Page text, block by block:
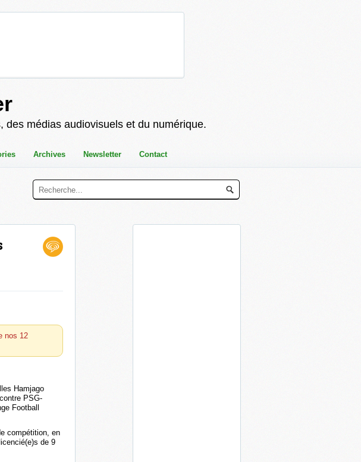
médias audiovisuels et du numérique.
Archives Newsletter Contact
nos 12
Hamjago
PSG-
Football
compétition, en
de 9